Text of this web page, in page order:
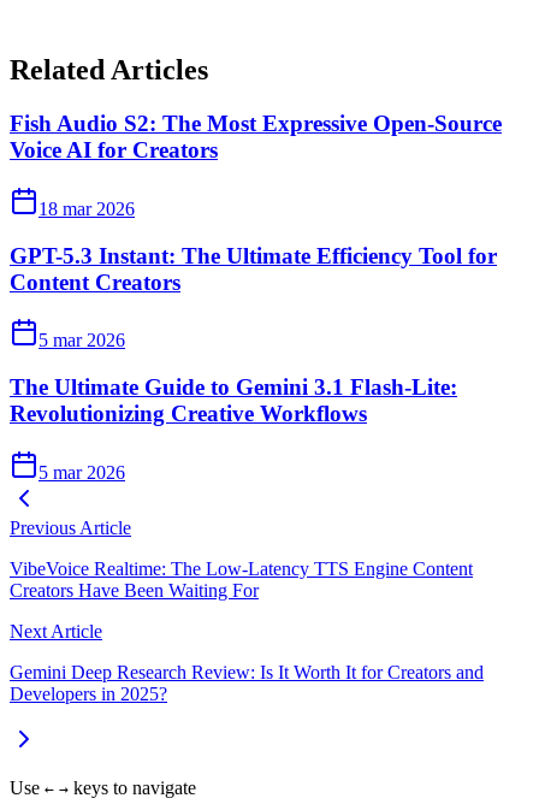
Related Articles
Fish Audio S2: The Most Expressive Open-Source
Voice AI for Creators
18 mar 2026
GPT-5.3 Instant: The Ultimate Efficiency Tool for
Content Creators
5 mar 2026
The Ultimate Guide to Gemini 3.1 Flash-Lite:
Revolutionizing Creative Workflows
5 mar 2026
Previous Article
VibeVoice Realtime: The Low-Latency TTS Engine Content
Creators Have Been Waiting For
Next Article
Gemini Deep Research Review: Is It Worth It for Creators and
Developers in 2025?
Use ← → keys to navigate